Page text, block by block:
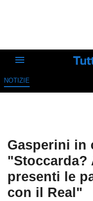
NOTIZIE
Gasperini in
"Stoccarda?
presenti le
con il Real"